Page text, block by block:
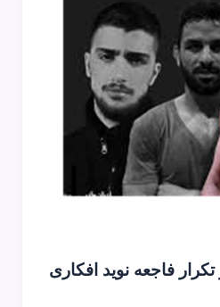
فاجعه نوید افکاری